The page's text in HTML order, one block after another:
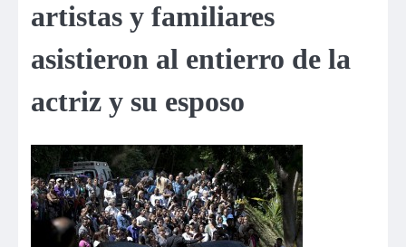
artistas y familiares
asistieron al entierro de la
actriz y su esposo